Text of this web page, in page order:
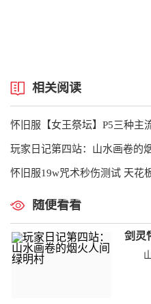
相关阅读
怀旧服【女王祭坛】P5三种主
玩家日记第四站：山水画卷的
怀旧服19w咒术秒伤测试 天花
随便看看
剑灵
山